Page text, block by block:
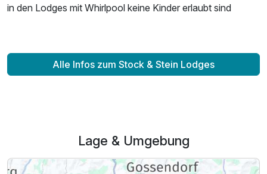
in den Lodges mit Whirlpool keine Kinder erlaubt sind
Alle Infos zum Stock & Stein Lodges
Lage & Umgebung